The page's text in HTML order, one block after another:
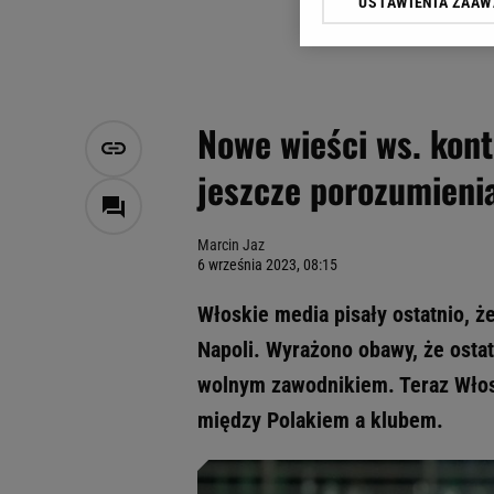
Nowe wieści ws.
jeszcze
Marcin Jaz
6 września 2023, 08:15
Włoskie media pisały ostatnio,
Napoli. Wyrażono obawy, że
wolnym zawodnikiem. Teraz
między Polakiem a klubem.
Klikając „Akceptuję”
Zaufanych Partnerów i
My, nasi Zaufani
Użycie dokładnych
Przechowywanie